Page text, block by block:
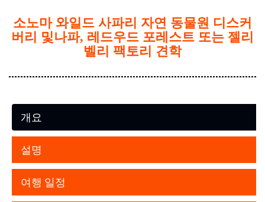
소노마 와일드 사파리 자연 동물원 디스커
버리 및나파, 레드우드 포레스트 또는 젤리
벨리 팩토리 견학
개요
설명
여행 일정